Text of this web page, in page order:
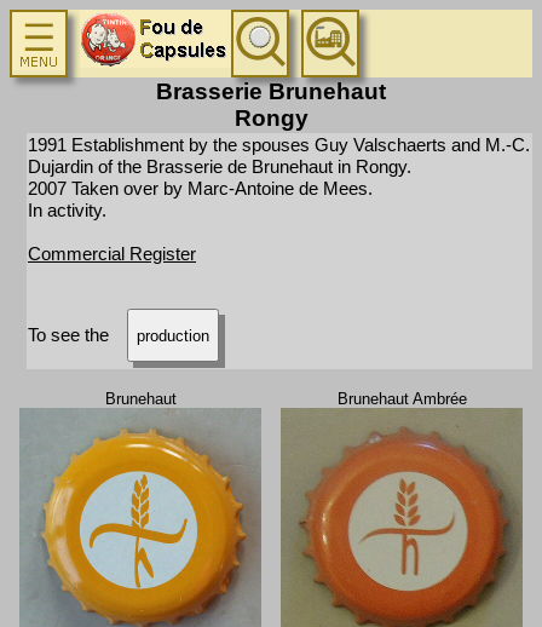
Brasserie Brunehaut
Rongy
1991 Establishment by the spouses Guy Valschaerts and M.-C.
Dujardin of the Brasserie de Brunehaut in Rongy.
2007 Taken over by Marc-Antoine de Mees.
In activity.
Commercial Register
To see the production
Brunehaut Brunehaut Ambrée